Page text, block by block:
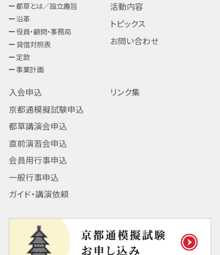
都草とは／設立趣旨
沿革
役員・顧問・事務局
貸借対照表
定款
事業計画
活動内容
トピックス
お問い合わせ
入会申込
京都通模擬試験申込
都草講演会申込
直前演習会申込
会員用行事申込
一般行事申込
ガイド・講演依頼
リンク集